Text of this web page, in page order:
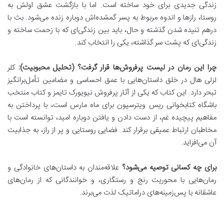
زندگی جدیدی برای خود ساخته است. اما با بازگشت عشق اولش به
روستا، رازها و اندوه مربوط به پسر گمشده‌اش دوباره زنده می‌شود. بث با
درهم تنیده شدن گذشته و حال، باید بین زندگی‌ای که با زحمت ساخته و
زندگی‌ای که پشت سر گذاشته، یکی را انتخاب کند.
چرا این رمان در لیست پرفروش‌ها قرار گرفت؟ (تحلیل محبوبیت): کلر
لزلی هال در خلق داستان‌هایی با عمق احساسی و مضامین تأمل‌برانگیز
تبحر دارد. این کتاب که یکی از آثار پرفروش نیویورک تایمز و کتاب منتخب
باشگاه کتابخوانی ریس ویترسپون برای ماه مارس است، با پرداختن به
مفاهیم پیچیده غم، از دست دادن و یافتن دوباره امید، توانسته است با
مخاطبان ارتباط عمیقی برقرار کند. فضایی روستایی و پر از راز، به جذابیت
آن می‌افزاید.
برای چه کسانی توصیه می‌شود؟ علاقه‌مندان به داستان‌های خانوادگی و
رمان‌هایی با محوریت رنج و رستگاری، و خوانندگانی که از رمان‌های
عاشقانه با پس‌زمینه‌های دراماتیک لذت می‌برند.